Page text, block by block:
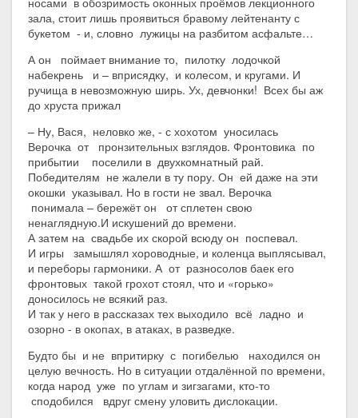
зала, стоит лишь проявиться бравому лейтенанту с
букетом - и, словно лужицы на разбитом асфальте…
А он поймает внимание то, пилотку лодочкой
набекрень и – вприсядку, и колесом, и кругами. И
ручища в невозможную ширь. Ух, девчонки! Всех бы аж
до хруста прижал
– Ну, Вася, неловко же, - с хохотом уносилась
Верочка от пронзительных взглядов. Фронтовика по
прибытии поселили в двухкомнатный рай.
Победителям не жалели в ту пору. Он ей даже на эти
окошки указывал. Но в гости не звал. Верочка
понимала – бережёт он от сплетен свою
ненаглядную.И искушений до времени.
А затем на свадьбе их скорой всюду он поспевал.
И игры замышлял хороводные, и коленца выплясывал,
и переборы гармоники. А от разносолов баек его
фронтовых такой грохот стоял, что и «горько»
доносилось не всякий раз.
И так у него в рассказах тех выходило всё ладно и
озорно - в окопах, в атаках, в разведке.
Будто бы и не впритирку с погибелью находился он
целую вечность. Но в ситуации отдалённой по времени,
когда народ уже по углам и зигзагами, кто-то
сподобился вдруг смену уловить дислокации.